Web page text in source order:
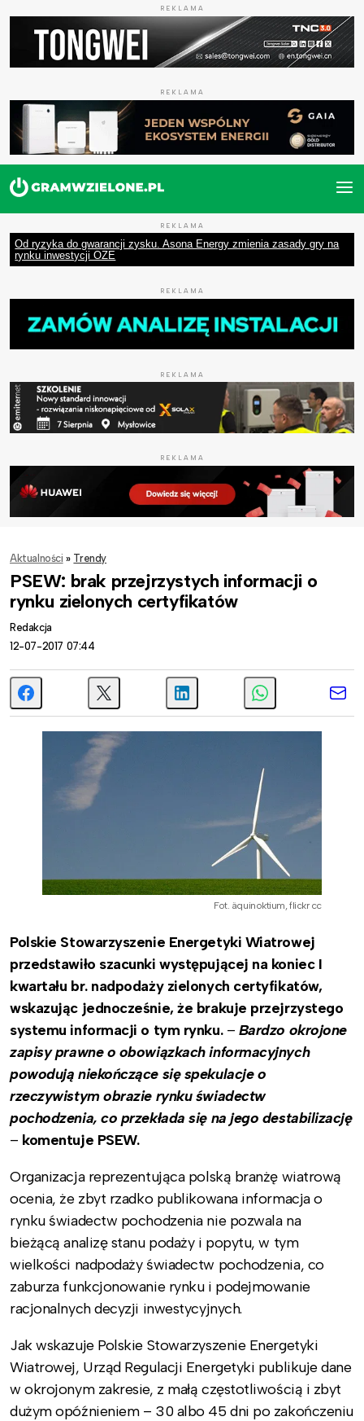
REKLAMA
REKLAMA
REKLAMA
Od ryzyka do gwarancji zysku. Asona Energy zmienia zasady gry na
rynku inwestycji OZE
REKLAMA
REKLAMA
REKLAMA
Aktualności » Trendy
PSEW: brak przejrzystych informacji o
rynku zielonych certyfikatów
Redakcja
12-07-2017 07:44
Fot. äquinoktium, flickr cc
Polskie Stowarzyszenie Energetyki Wiatrowej
przedstawiło szacunki występującej na koniec I
kwartału br. nadpodaży zielonych certyfikatów,
wskazując jednocześnie, że brakuje przejrzystego
systemu informacji o tym rynku.– Bardzo okrojone
zapisy prawne o obowiązkach informacyjnych
powodują niekończące się spekulacje o
rzeczywistym obrazie rynku świadectw
pochodzenia, co przekłada się na jego destabilizację
– komentuje PSEW.
Organizacja reprezentująca polską branżę wiatrową
ocenia, że zbyt rzadko publikowana informacja o
rynku świadectw pochodzenia nie pozwala na
bieżącą analizę stanu podaży i popytu, w tym
wielkości nadpodaży świadectw pochodzenia, co
zaburza funkcjonowanie rynku i podejmowanie
racjonalnych decyzji inwestycyjnych.
Jak wskazuje Polskie Stowarzyszenie Energetyki
Wiatrowej, Urząd Regulacji Energetyki publikuje dane
w okrojonym zakresie, z małą częstotliwością i zbyt
dużym opóźnieniem – 30 albo 45 dni po zakończeniu